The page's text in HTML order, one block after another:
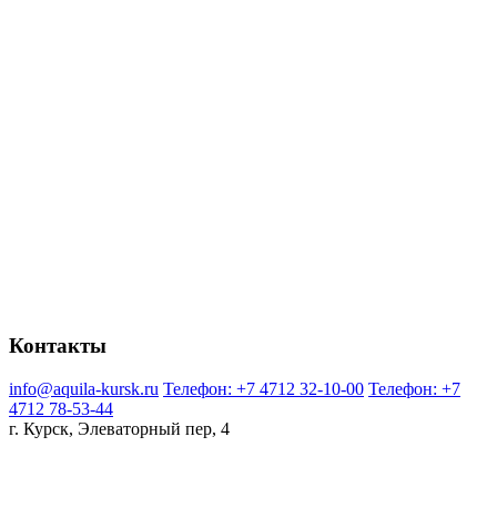
Контакты
info@aquila-kursk.ru Телефон: +7 4712 32-10-00 Телефон: +7
4712 78-53-44
г. Курск, Элеваторный пер, 4